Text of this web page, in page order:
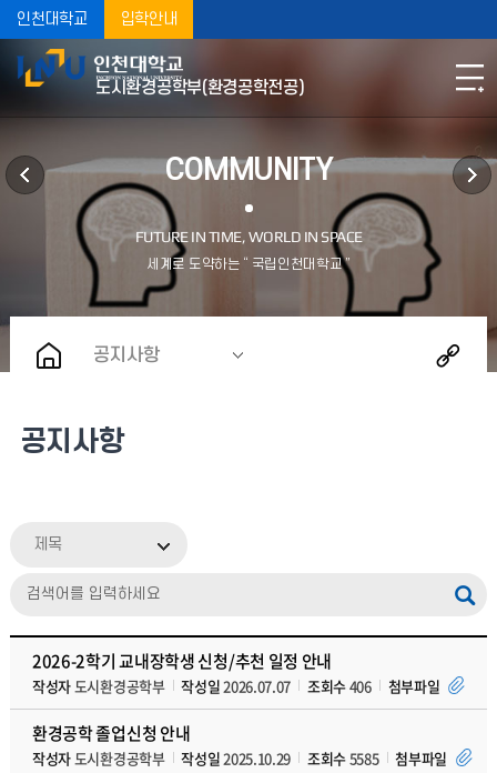
인천대학교 입학안내
도시환경공학부(환경공학전공)
COMMUNITY
공지사항
공지사항
제목
2026-2학기 교내장학생 신청/추천 일정 안내
작성자도시환경공학부 작성일2026.07.07 조회수406 첨부파일
환경공학 졸업신청 안내
작성자도시환경공학부 작성일2025.10.29 조회수5585 첨부파일